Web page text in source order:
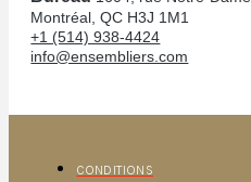
Montréal, QC H3J 1M1
+1 (514) 938-4424
info@ensembliers.com
CONDITIONS